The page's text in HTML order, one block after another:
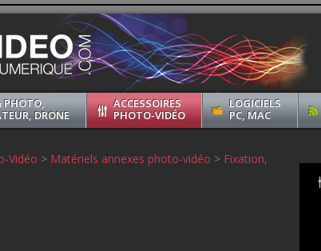
PHOTO,
DRONE
ACCESSOIRES
PHOTO-VIDÉO
LOGICIELS
PC, MAC
Vidéo > Matériels annexes photo-vidéo > Fixation,